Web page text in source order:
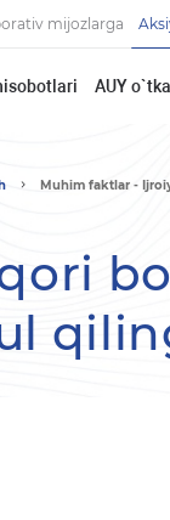
mijozlarga
AUY
Muhim faktlar -